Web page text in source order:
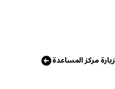
زيارة مركز المساعدة